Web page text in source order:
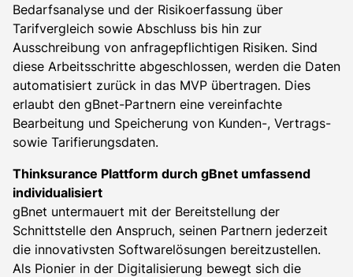
Bedarfsanalyse und der Risikoerfassung über
Tarifvergleich sowie Abschluss bis hin zur
Ausschreibung von anfragepflichtigen Risiken. Sind
diese Arbeitsschritte abgeschlossen, werden die Daten
automatisiert zurück in das MVP übertragen. Dies
erlaubt den gBnet-Partnern eine vereinfachte
Bearbeitung und Speicherung von Kunden-, Vertrags-
sowie Tarifierungsdaten.
Thinksurance Plattform durch gBnet umfassend
individualisiert
gBnet untermauert mit der Bereitstellung der
Schnittstelle den Anspruch, seinen Partnern jederzeit
die innovativsten Softwarelösungen bereitzustellen.
Als Pionier in der Digitalisierung bewegt sich die